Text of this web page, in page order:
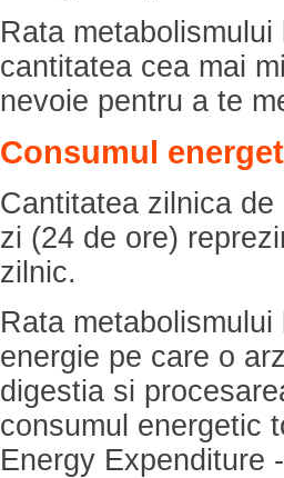
Rata
cantitatea cea mai
nevoie pentru a te
Consumul
Cantitatea zilnica
zi (24 de ore)
zilnic.
Rata
energie pe care o
digestia si
consumul energetic
Energy Expenditure